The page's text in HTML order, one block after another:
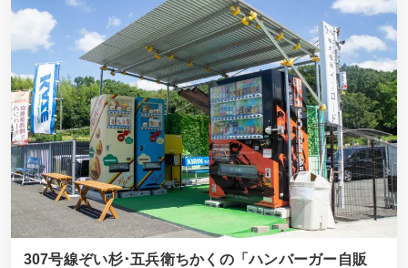
307号線ぞい杉･五兵衛ちかくの「ハンバーガー自販